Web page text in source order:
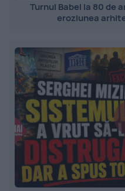
Turnul Babel la 80 de
eroziunea